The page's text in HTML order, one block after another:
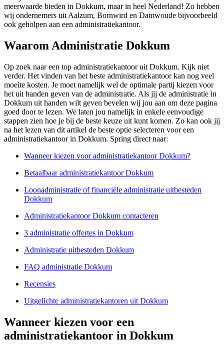
meerwaarde bieden in Dokkum, maar in heel Nederland! Zo hebben
wij ondernemers uit Aalzum, Bornwird en Damwoude bijvoorbeeld
ook geholpen aan een administratiekantoor.
Waarom Administratie Dokkum
Op zoek naar een top administratiekantoor uit Dokkum. Kijk niet
verder. Het vinden van het beste administratiekantoor kan nog veel
moeite kosten. Je moet namelijk wel de optimale partij kiezen voor
het uit handen geven van de administratie. Als jij de administratie in
Dokkum uit handen wilt geven bevelen wij jou aan om deze pagina
goed door te lezen. We laten jou namelijk in enkele eenvoudige
stappen zien hoe je bij de beste keuze uit kunt komen. Zo kan ook jij
na het lezen van dit artikel de beste optie selecteren voor een
administratiekantoor in Dokkum. Spring direct naar:
Wanneer kiezen voor administratiekantoor Dokkum?
Betaalbaar administratiekantoor Dokkum
Loonadministratie of financiële administratie uitbesteden
Dokkum
Administratiekantoor Dokkum contacteren
3 administratie offertes in Dokkum
Administratie uitbesteden Dokkum
FAQ administratie Dokkum
Recensies
Uitgelichte administratiekantoren uit Dokkum
Wanneer kiezen voor een
administratiekantoor in Dokkum